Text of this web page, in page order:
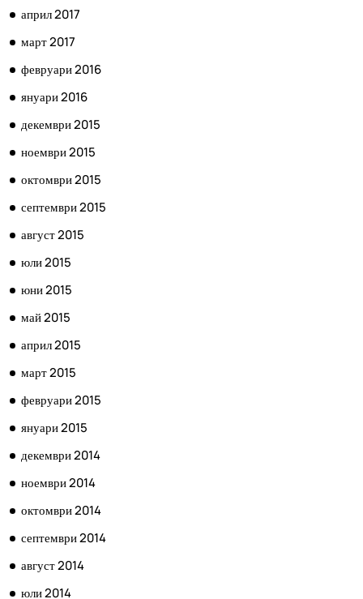
април 2017
март 2017
февруари 2016
януари 2016
декември 2015
ноември 2015
октомври 2015
септември 2015
август 2015
юли 2015
юни 2015
май 2015
април 2015
март 2015
февруари 2015
януари 2015
декември 2014
ноември 2014
октомври 2014
септември 2014
август 2014
юли 2014